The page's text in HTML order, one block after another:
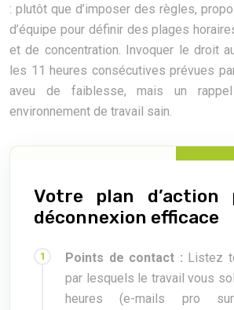
: plutôt que d’imposer des règles,
d’équipe pour définir des plages
et de concentration. Invoquer le droit
les 11 heures consécutives prévues
aveu de faiblesse, mais un
environnement de travail sain.
Votre plan d’action
déconnexion efficace
Points de contact : Listez
par lesquels le travail vous
heures (e-mails pro